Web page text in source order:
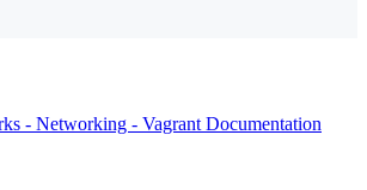
- Networking - Vagrant Documentation